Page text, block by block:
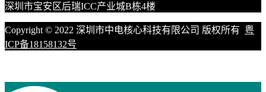
深圳市宝安区后瑞ICC产业城B栋4楼
Copyright © 2022 深圳市中电核心科技有限公司 版权所有 粤
ICP备18158132号